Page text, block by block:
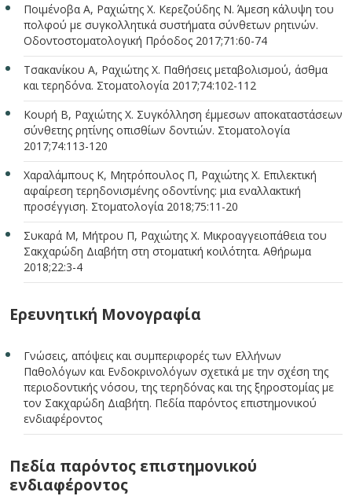
Ποιμένοβα Α, Ραχιώτης Χ. Κερεζούδης Ν. Άμεση κάλυψη του
πολφού με συγκολλητικά συστήματα σύνθετων ρητινών.
Οδοντοστοματολογική Πρόοδος 2017;71:60-74
Τσακανίκου A, Ραχιώτης Χ. Παθήσεις μεταβολισμού, άσθμα
και τερηδόνα. Στοματολογία 2017;74:102-112
Κουρή Β, Ραχιώτης Χ. Συγκόλληση έμμεσων αποκαταστάσεων
σύνθετης ρητίνης οπισθίων δοντιών. Στοματολογία
2017;74:113-120
Χαραλάμπους Κ, Μητρόπουλος Π, Ραχιώτης Χ. Επιλεκτική
αφαίρεση τερηδονισμένης οδοντίνης: μια εναλλακτική
προσέγγιση. Στοματολογία 2018;75:11-20
Συκαρά Μ, Μήτρου Π, Ραχιώτης Χ. Μικροαγγειοπάθεια του
Σακχαρώδη Διαβήτη στη στοματική κοιλότητα. Αθήρωμα
2018;22:3-4
Ερευνητική Μονογραφία
Γνώσεις, απόψεις και συμπεριφορές των Ελλήνων
Παθολόγων και Ενδοκρινολόγων σχετικά με την σχέση της
περιοδοντικής νόσου, της τερηδόνας και της ξηροστομίας με
τον Σακχαρώδη Διαβήτη. Πεδία παρόντος επιστημονικού
ενδιαφέροντος
Πεδία παρόντος επιστημονικού
ενδιαφέροντος